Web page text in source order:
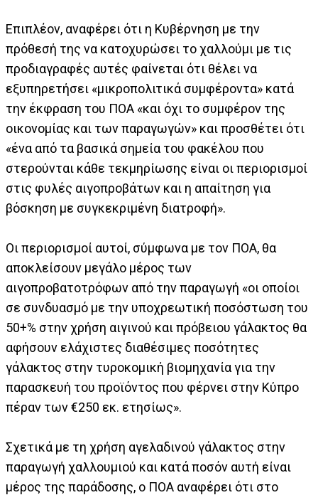
Επιπλέον, αναφέρει ότι η Κυβέρνηση με την
πρόθεσή της να κατοχυρώσει το χαλλούμι με τις
προδιαγραφές αυτές φαίνεται ότι θέλει να
εξυπηρετήσει «μικροπολιτικά συμφέροντα» κατά
την έκφραση του ΠΟΑ «και όχι το συμφέρον της
οικονομίας και των παραγωγών» και προσθέτει ότι
«ένα από τα βασικά σημεία του φακέλου που
στερούνται κάθε τεκμηρίωσης είναι οι περιορισμοί
στις φυλές αιγοπροβάτων και η απαίτηση για
βόσκηση με συγκεκριμένη διατροφή».
Οι περιορισμοί αυτοί, σύμφωνα με τον ΠΟΑ, θα
αποκλείσουν μεγάλο μέρος των
αιγοπροβατοτρόφων από την παραγωγή «οι οποίοι
σε συνδυασμό με την υποχρεωτική ποσόστωση του
50+% στην χρήση αιγινού και πρόβειου γάλακτος θα
αφήσουν ελάχιστες διαθέσιμες ποσότητες
γάλακτος στην τυροκομική βιομηχανία για την
παρασκευή του προϊόντος που φέρνει στην Κύπρο
πέραν των €250 εκ. ετησίως».
Σχετικά με τη χρήση αγελαδινού γάλακτος στην
παραγωγή χαλλουμιού και κατά ποσόν αυτή είναι
μέρος της παράδοσης, ο ΠΟΑ αναφέρει ότι στο